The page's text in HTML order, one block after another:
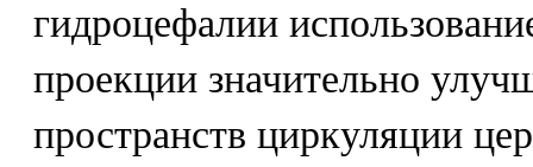
гидроцефалии
проекции значительно
пространств циркуляции